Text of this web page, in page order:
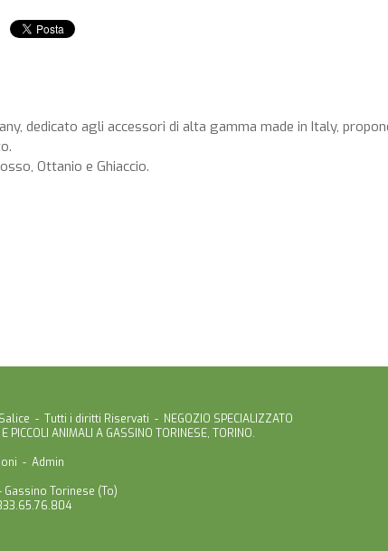
dedicato agli accessori di alta gamma made in Italy,
Ottanio e Ghiaccio.
- Tutti i diritti Riservati - NEGOZIO SPECIALIZZATO
PICCOLI ANIMALI A GASSINO TORINESE, TORINO.
- Admin
Gassino Torinese (To)